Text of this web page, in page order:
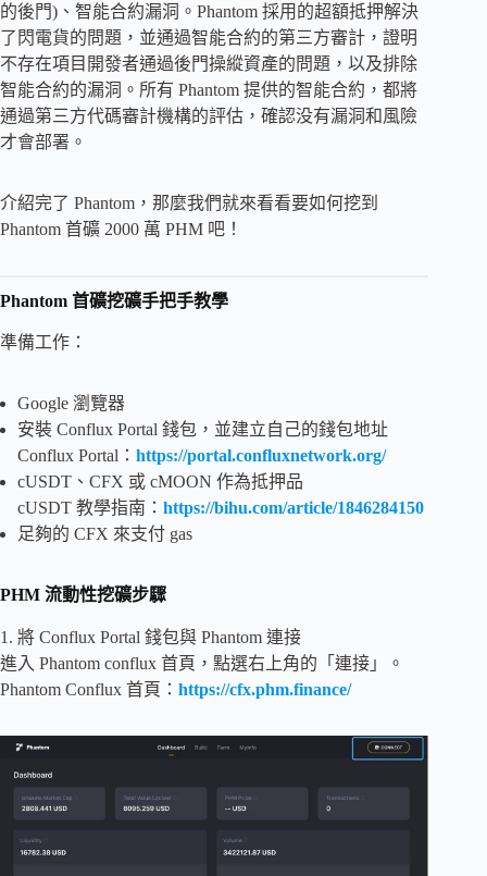
的後門)、智能合約漏洞。Phantom 採用的超額抵押解決
了閃電貨的問題，並通過智能合約的第三方審計，證明
不存在項目開發者通過後門操縱資產的問題，以及排除
智能合約的漏洞。所有 Phantom 提供的智能合約，都將
通過第三方代碼審計機構的評估，確認没有漏洞和風險
才會部署。
介紹完了 Phantom，那麼我們就來看看要如何挖到
Phantom 首礦 2000 萬 PHM 吧！
Phantom 首礦挖礦手把手教學
準備工作：
Google 瀏覽器
安裝 Conflux Portal 錢包，並建立自己的錢包地址
Conflux Portal： https://portal.confluxnetwork.org/
cUSDT、CFX 或 cMOON 作為抵押品
cUSDT 教學指南： https://bihu.com/article/1846284150
足夠的 CFX 來支付 gas
PHM 流動性挖礦步驟
1. 將 Conflux Portal 錢包與 Phantom 連接
進入 Phantom conflux 首頁，點選右上角的「連接」。
Phantom Conflux 首頁： https://cfx.phm.finance/